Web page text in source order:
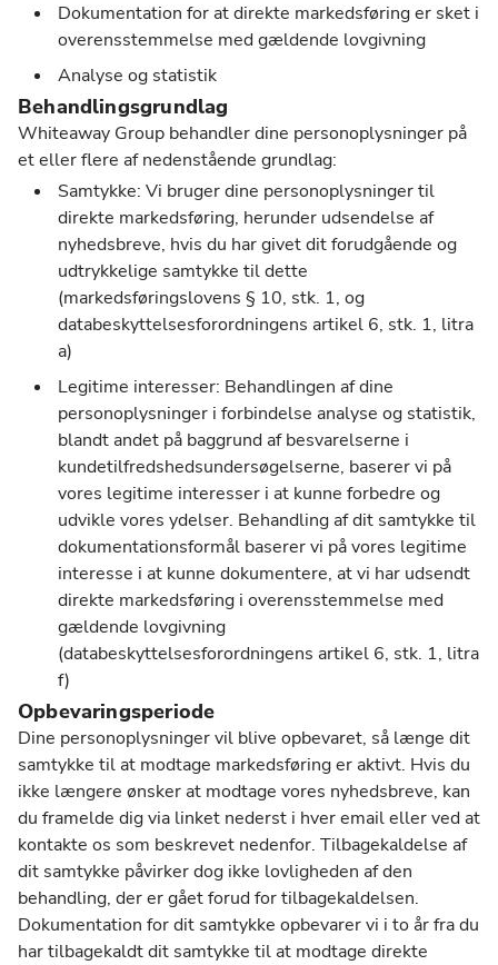
Dokumentation for at direkte markedsføring er sket i
overensstemmelse med gældende lovgivning
Analyse og statistik
Behandlingsgrundlag
Whiteaway Group behandler dine personoplysninger på
et eller flere af nedenstående grundlag:
Samtykke: Vi bruger dine personoplysninger til
direkte markedsføring, herunder udsendelse af
nyhedsbreve, hvis du har givet dit forudgående og
udtrykkelige samtykke til dette
(markedsføringslovens § 10, stk. 1, og
databeskyttelsesforordningens artikel 6, stk. 1, litra
a)
Legitime interesser: Behandlingen af dine
personoplysninger i forbindelse analyse og statistik,
blandt andet på baggrund af besvarelserne i
kundetilfredshedsundersøgelserne, baserer vi på
vores legitime interesser i at kunne forbedre og
udvikle vores ydelser. Behandling af dit samtykke til
dokumentationsformål baserer vi på vores legitime
interesse i at kunne dokumentere, at vi har udsendt
direkte markedsføring i overensstemmelse med
gældende lovgivning
(databeskyttelsesforordningens artikel 6, stk. 1, litra
f)
Opbevaringsperiode
Dine personoplysninger vil blive opbevaret, så længe dit
samtykke til at modtage markedsføring er aktivt. Hvis du
ikke længere ønsker at modtage vores nyhedsbreve, kan
du framelde dig via linket nederst i hver email eller ved at
kontakte os som beskrevet nedenfor. Tilbagekaldelse af
dit samtykke påvirker dog ikke lovligheden af den
behandling, der er gået forud for tilbagekaldelsen.
Dokumentation for dit samtykke opbevarer vi i to år fra du
har tilbagekaldt dit samtykke til at modtage direkte